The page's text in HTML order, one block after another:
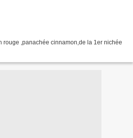
rouge ,panachée cinnamon,de la 1er nichée